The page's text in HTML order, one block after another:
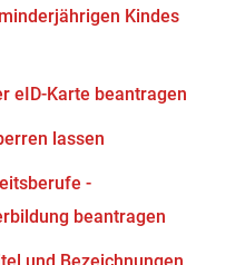
Kindes
eID-Karte beantragen
lassen
-
beantragen